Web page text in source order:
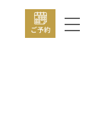
ご予約